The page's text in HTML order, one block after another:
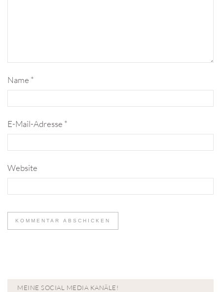
Name *
E-Mail-Adresse *
Website
MEINE SOCIAL MEDIA KANÄLE!